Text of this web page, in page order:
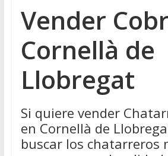
Vender
Cornellà de
Llobregat
Si quiere vender
en Cornellà de
buscar los chatarreros